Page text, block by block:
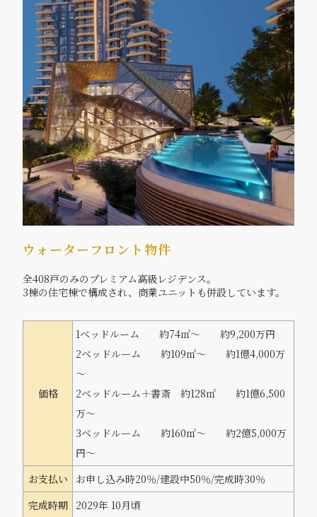
ウォーターフロント物件
全408戸のみのプレミアム高級レジデンス。
3棟の住宅棟で構成され、商業ユニットも併設しています。
価格
1ベッドルーム 約74㎡～ 約9,200万円
2ベッドルーム 約109㎡～ 約1億4,000万
～
2ベッドルーム＋書斎 約128㎡ 約1億6,500
万～
3ベッドルーム 約160㎡～ 約2億5,000万
円～
お支払い
お申し込み時20％/建設中50％/完成時30％
完成時期
2029年 10月頃